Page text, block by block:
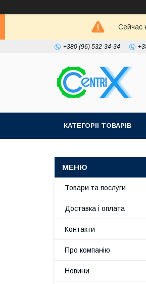
Сейчас
+380 (96) 532-34-34
КАТЕГОРІІ ТОВАРІВ
Товари та послуги
Доставка і оплата
Контакти
Про компанію
Новини